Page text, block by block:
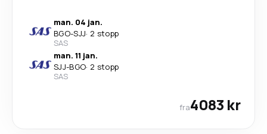
man. 04 jan.
BGO-SJJ· 2 stopp
SAS
man. 11 jan.
SJJ-BGO· 2 stopp
SAS
fra4083 kr